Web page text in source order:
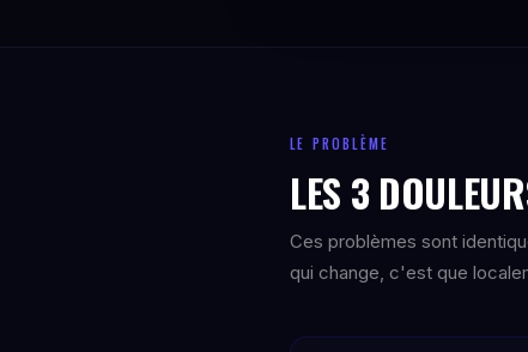
LE PROBLÈME
LES 3
Ces problèmes sont
qui change, c'est que